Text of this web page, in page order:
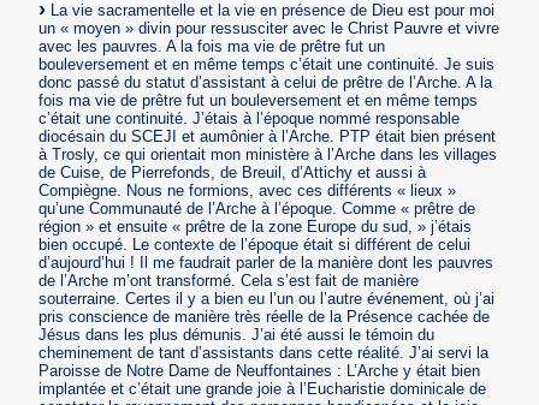
La vie sacramentelle et la vie en présence de Dieu est pour moi
un « moyen » divin pour ressusciter avec le Christ Pauvre et vivre
avec les pauvres. A la fois ma vie de prêtre fut un
bouleversement et en même temps c’était une continuité. Je suis
donc passé du statut d’assistant à celui de prêtre de l’Arche. A la
fois ma vie de prêtre fut un bouleversement et en même temps
c’était une continuité. J’étais à l’époque nommé responsable
diocésain du SCEJI et aumônier à l’Arche. PTP était bien présent
à Trosly, ce qui orientait mon ministère à l’Arche dans les villages
de Cuise, de Pierrefonds, de Breuil, d’Attichy et aussi à
Compiègne. Nous ne formions, avec ces différents « lieux »
qu’une Communauté de l’Arche à l’époque. Comme « prêtre de
région » et ensuite « prêtre de la zone Europe du sud, » j’étais
bien occupé. Le contexte de l’époque était si différent de celui
d’aujourd’hui ! Il me faudrait parler de la manière dont les pauvres
de l’Arche m’ont transformé. Cela s’est fait de manière
souterraine. Certes il y a bien eu l’un ou l’autre événement, où j’ai
pris conscience de manière très réelle de la Présence cachée de
Jésus dans les plus démunis. J’ai été aussi le témoin du
cheminement de tant d’assistants dans cette réalité. J’ai servi la
Paroisse de Notre Dame de Neuffontaines : L’Arche y était bien
implantée et c’était une grande joie à l’Eucharistie dominicale de